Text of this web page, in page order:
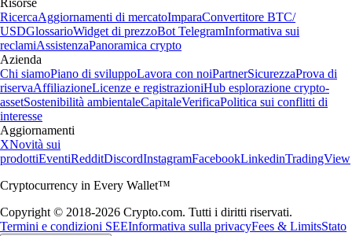
Risorse
RicercaAggiornamenti di mercatoImparaConvertitore BTC/
USDGlossarioWidget di prezzoBot TelegramInformativa sui
reclamiAssistenzaPanoramica crypto
Azienda
Chi siamoPiano di sviluppoLavora con noiPartnerSicurezzaProva di
riservaAffiliazioneLicenze e registrazioniHub esplorazione crypto-
assetSostenibilità ambientaleCapitaleVerificaPolitica sui conflitti di
interesse
Aggiornamenti
XNovità sui
prodottiEventiRedditDiscordInstagramFacebookLinkedinTradingView
Cryptocurrency in Every Wallet™
Copyright © 2018-2026 Crypto.com. Tutti i diritti riservati.
Termini e condizioni SEEInformativa sulla privacyFees & LimitsStato